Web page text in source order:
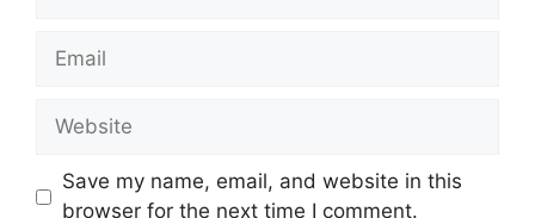
Email
Website
Save my name, email, and website in this
browser for the next time I comment.